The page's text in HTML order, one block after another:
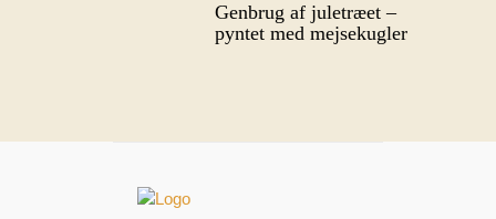
Genbrug af juletræet –
pyntet med mejsekugler